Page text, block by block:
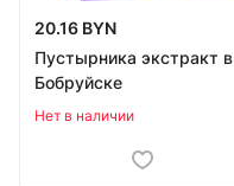
20.16 BYN
Пустырника экстракт в
Бобруйске
Нет в наличии